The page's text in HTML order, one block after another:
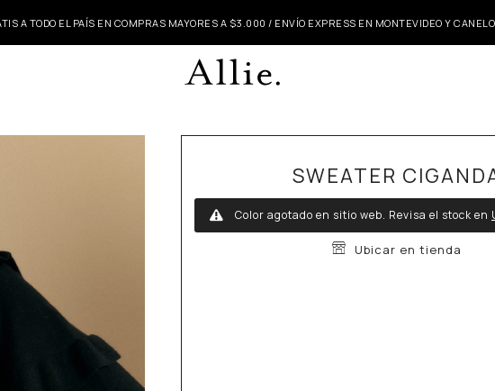
A TODO EL PAÍS EN COMPRAS MAYORES A $3.000 / ENVÍO EXPRESS EN MONTEVIDEO Y
SWEATER
Color agotado en sitio web. Revisa el stock en
Ubicar en tienda